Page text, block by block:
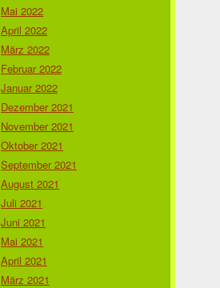
Mai 2022
April 2022
März 2022
Februar 2022
Januar 2022
Dezember 2021
November 2021
Oktober 2021
September 2021
August 2021
Juli 2021
Juni 2021
Mai 2021
April 2021
März 2021